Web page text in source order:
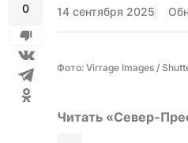
0 14 сентября 2025
Фото: Virrage Images /
Читать «Север-